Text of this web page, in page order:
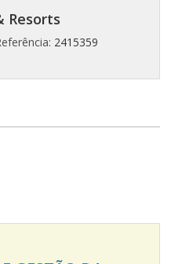
Resorts
2415359